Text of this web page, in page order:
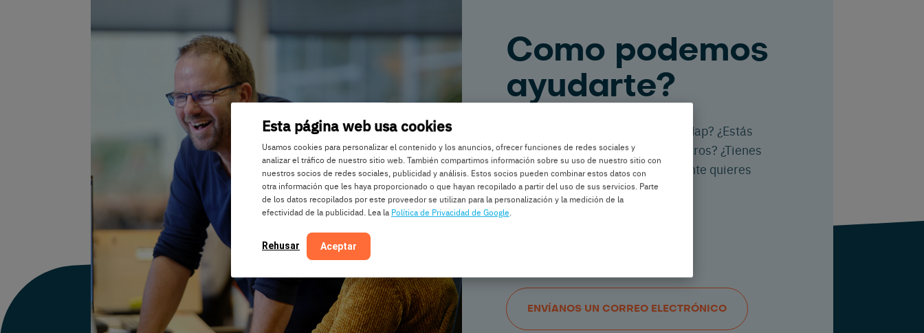
Esta página web usa cookies
Usamos cookies para personalizar el contenido y los anuncios, ofrecer funciones de redes sociales y
analizar el tráfico de nuestro sitio web. También compartimos información sobre su uso de nuestro sitio con
nuestros socios de redes sociales, publicidad y análisis. Estos socios pueden combinar estos datos con
otra información que les haya proporcionado o que hayan recopilado a partir del uso de sus servicios. Parte
de los datos recopilados por este proveedor se utilizan para la personalización y la medición de la
efectividad de la publicidad. Lea la Política de Privacidad de Google
Rehusar Aceptar
Como podemos
ayudarte?
¿Tiene alguna pregunta sobre Nedap? ¿Estás
interesado en asociarte con nosotros? ¿Tienes
algunas sugerencias o simplemente quieres
saludar? Ponerse en contacto:
ENVÍANOS UN CORREO ELECTRÓNICO